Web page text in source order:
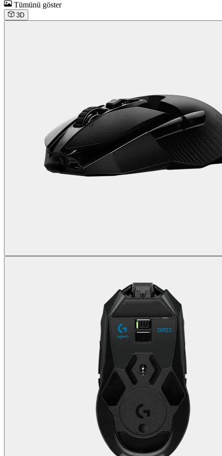
Tümünü göster
3D